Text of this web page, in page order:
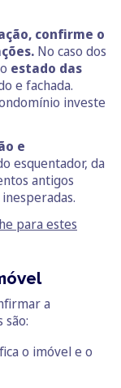
confirme o
No caso dos
estado das
e fachada.
investe
e
esquentador, da
antigos
para estes
a
são:
o imóvel e o